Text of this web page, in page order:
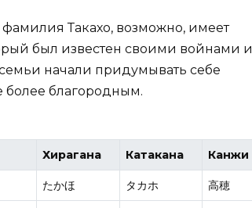
фамилия Такахо, возможно, имеет
был известен своими войнами и
начали придумывать себе
более благородным.
Хирагана Катакана Канжи
たかほ タカホ 高穂